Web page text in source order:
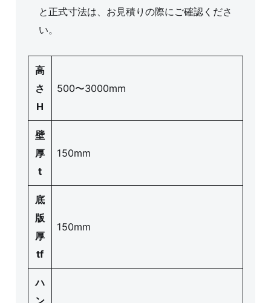
と正式寸法は、お見積りの際にご確認くださ
い。
高
さ
H
500〜3000mm
壁
厚
t
150mm
底
版
厚
tf
150mm
ハ
ン